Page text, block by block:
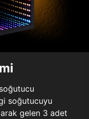
soğutucuyu
gelen 3 adet